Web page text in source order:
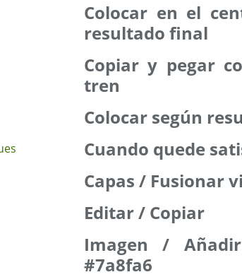
Colocar en el
resultado final
Copiar y pegar
tren
Colocar según
Cuando quede
Capas / Fusionar
Editar / Copiar
Imagen /
#7a8fa6